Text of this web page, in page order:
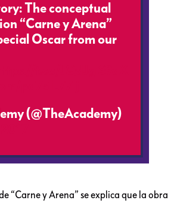
The conceptual
“Carne y Arena”
Oscar from our
(@TheAcademy)
“Carne y Arena” se explica que la obra